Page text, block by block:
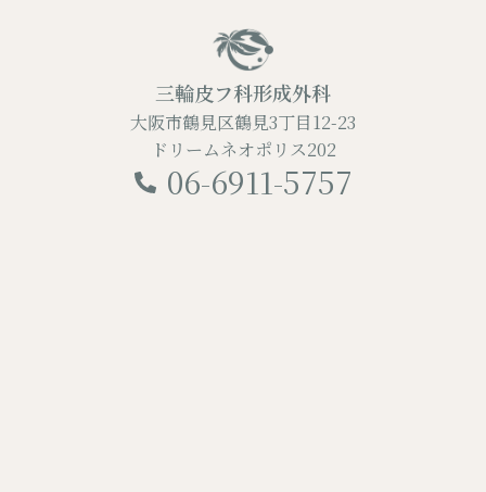
三輪皮フ科形成外科
大阪市鶴見区鶴見3丁目12-23
ドリームネオポリス202
06-6911-5757